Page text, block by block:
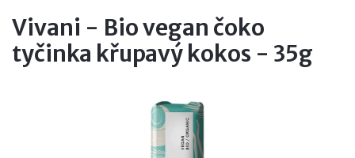
Vivani - Bio vegan čoko
tyčinka křupavý kokos - 35g